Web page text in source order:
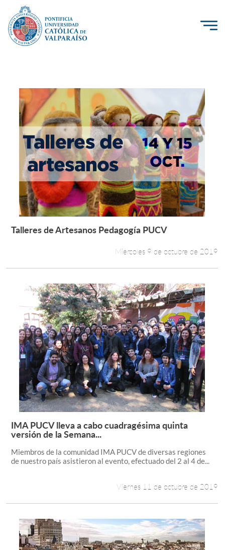
PUCV Internacional
Vinculación con el Medio
Admisión
Pregrado
Postgrado
Formación Continua
Funcionarios
Alumni
English
Leer más +
Talleres de Artesanos Pedagogía PUCV
Miércoles 9 de octubre de 2019
Leer más +
IMA PUCV lleva a cabo cuadragésima quinta
versión de la Semana...
Miembros de la comunidad IMA PUCV de diversas regiones
de nuestro país asistieron al evento, efectuado del 2 al 4 de...
Viernes 11 de octubre de 2019